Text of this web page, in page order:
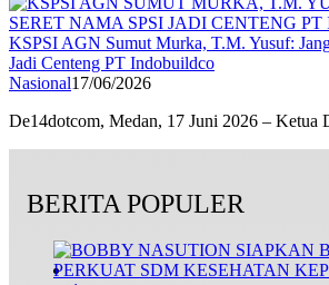
KSPSI AGN Sumut Murka, T.M. Yusuf:
Jadi Centeng PT Indobuildco
Nasional17/06/2026
De14dotcom, Medan, 17 Juni 2026 –
BERITA POPULER